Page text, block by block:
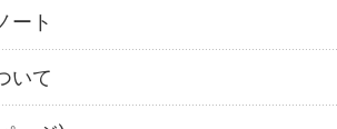
ート
いて